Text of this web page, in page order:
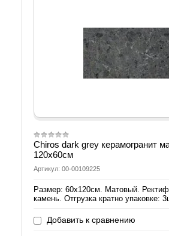
Chiros dark grey керамогранит
120х60см
Артикул: 00-00109225
Размер: 60х120см. Матовый.
камень. Отгрузка кратно упаковке:
Добавить к сравнению